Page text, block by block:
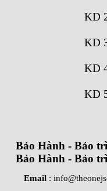
KD
KD
KD
KD
Bảo Hành - Bảo
Bảo Hành - Bảo
Email :